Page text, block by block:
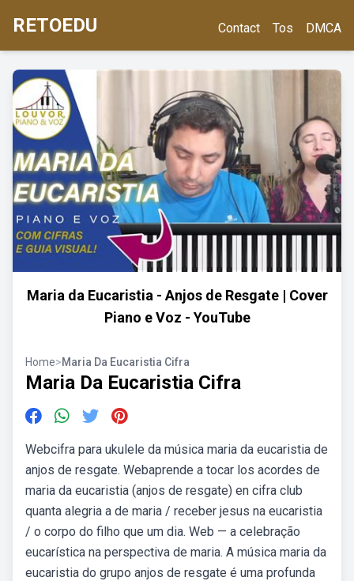
RETOEDU Contact Tos DMCA
Maria da Eucaristia - Anjos de Resgate | Cover
Piano e Voz - YouTube
Home>Maria Da Eucaristia Cifra
Maria Da Eucaristia Cifra
Webcifra para ukulele da música maria da eucaristia de
anjos de resgate. Webaprende a tocar los acordes de
maria da eucaristia (anjos de resgate) en cifra club
quanta alegria a de maria / receber jesus na eucaristia
/ o corpo do filho que um dia. Web — a celebração
eucarística na perspectiva de maria. A música maria da
eucaristia do grupo anjos de resgate é uma profunda